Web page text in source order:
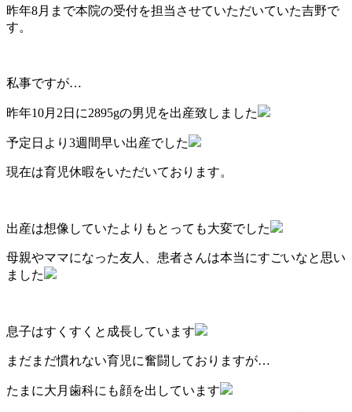
昨年8月まで本院の受付を担当させていただいていた吉野で
す。
私事ですが…
昨年10月2日に2895gの男児を出産致しました
予定日より3週間早い出産でした
現在は育児休暇をいただいております。
出産は想像していたよりもとっても大変でした
母親やママになった友人、患者さんは本当にすごいなと思い
ました
息子はすくすくと成長しています
まだまだ慣れない育児に奮闘しておりますが…
たまに大月歯科にも顔を出しています